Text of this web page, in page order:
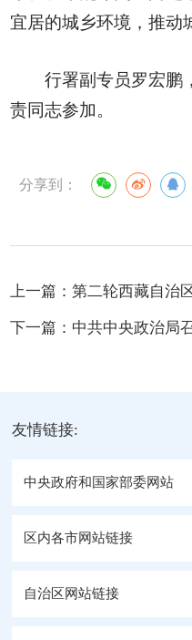
宜居的城乡环境，推动
行署副专员罗宏鹏
责同志参加。
分享到：
上一篇：
下一篇：
友情链接:
中央政府和国家部委网站
区内各市网站链接
自治区网站链接